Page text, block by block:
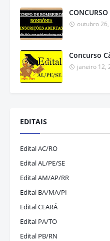
outubro
Concurso
janeiro 12,
EDITAIS
Edital AC/RO
Edital AL/PE/SE
Edital AM/AP/RR
Edital BA/MA/PI
Edital CEARÁ
Edital PA/TO
Edital PB/RN